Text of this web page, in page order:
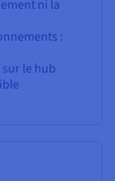
ni la
:
le hub